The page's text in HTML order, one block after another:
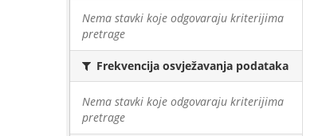
Nema stavki koje odgovaraju kriterijima
pretrage
Frekvencija osvježavanja podataka
Nema stavki koje odgovaraju kriterijima
pretrage